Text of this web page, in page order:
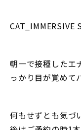
CAT_IMMERSIVE
朝一で接種したエ
っかり目が覚めて
何もせずとも気づ